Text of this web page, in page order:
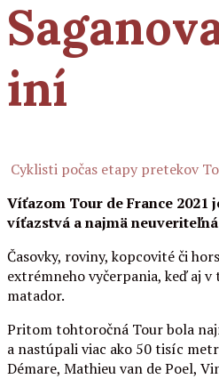
iní
Cyklisti počas etapy pretekov
Víťazom Tour de France
víťazstvá a najmä
Časovky, roviny, kopcovité či
extrémneho vyčerpania, keď aj
matador.
Pritom tohtoročná Tour bola
a nastúpali viac ako 50 tisíc
Démare, Mathieu van de Poel,